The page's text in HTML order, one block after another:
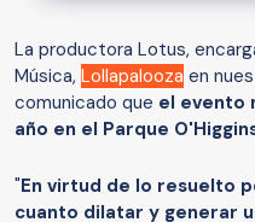
La productora Lotus,
Música, Lollapalooza en
comunicado que el evento
año en el Parque
"En virtud de lo resuelto
cuanto dilatar y generar